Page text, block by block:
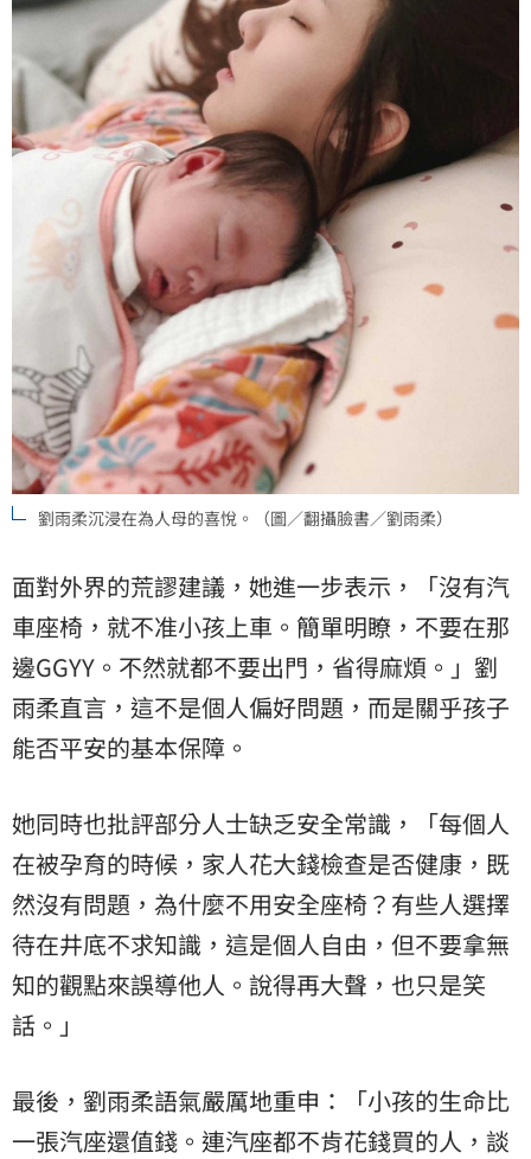
劉雨柔沉浸在為人母的喜悅。（圖／翻攝臉書／劉雨柔）
面對外界的荒謬建議，她進一步表示，「沒有汽
車座椅，就不准小孩上車。簡單明瞭，不要在那
邊GGYY。不然就都不要出門，省得麻煩。」劉
雨柔直言，這不是個人偏好問題，而是關乎孩子
能否平安的基本保障。
她同時也批評部分人士缺乏安全常識，「每個人
在被孕育的時候，家人花大錢檢查是否健康，既
然沒有問題，為什麼不用安全座椅？有些人選擇
待在井底不求知識，這是個人自由，但不要拿無
知的觀點來誤導他人。說得再大聲，也只是笑
話。」
最後，劉雨柔語氣嚴厲地重申：「小孩的生命比
一張汽座還值錢。連汽座都不肯花錢買的人，談